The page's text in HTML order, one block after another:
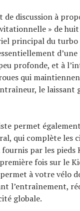
discussion à
» de
principal du
profonde, et à
qui
le laissant
permet
qui complète les
par les pieds
fois sur le
à votre vélo
l’entraînement,
globale.